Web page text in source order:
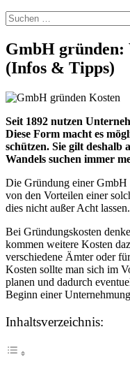
Suchen
nach:
GmbH gründen:
(Infos & Tipps)
Seit 1892 nutzen
Diese Form macht es
schützen. Sie gilt deshalb
Wandels suchen immer
Die Gründung einer GmbH
von den Vorteilen einer
dies nicht außer Acht lassen.
Bei Gründungskosten
kommen weitere Kosten
verschiedene Ämter oder
Kosten sollte man sich im
planen und dadurch
Beginn einer
Inhaltsverzeichnis: